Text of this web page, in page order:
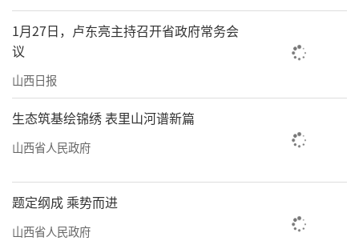
1月27日，卢东亮主持召开省政府常务会
议
山西日报
生态筑基绘锦绣 表里山河谱新篇
山西省人民政府
题定纲成 乘势而进
山西省人民政府